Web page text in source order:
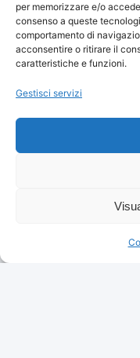
per memorizzare e/o
consenso a queste
comportamento di
acconsentire o ritirare il
caratteristiche e funzioni.
Gestisci servizi